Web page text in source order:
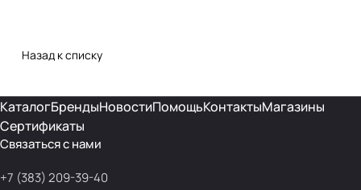
Назад к списку
КаталогБрендыНовостиПомощьКонтактыМагазины
Сертификаты
Связаться с нами
+7 (383) 209-39-40